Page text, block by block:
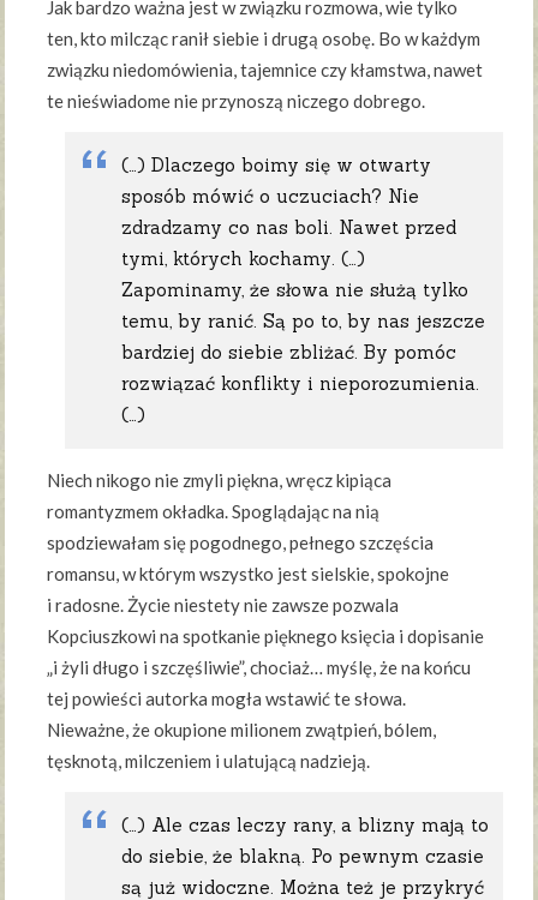
Jak bardzo ważna jest w związku rozmowa, wie tylko
ten, kto milcząc ranił siebie i drugą osobę. Bo w każdym
związku niedomówienia, tajemnice czy kłamstwa, nawet
te nieświadome nie przynoszą niczego dobrego.
(…) Dlaczego boimy się w otwarty
sposób mówić o uczuciach? Nie
zdradzamy co nas boli. Nawet przed
tymi, których kochamy. (…)
Zapominamy, że słowa nie służą tylko
temu, by ranić. Są po to, by nas jeszcze
bardziej do siebie zbliżać. By pomóc
rozwiązać konflikty i nieporozumienia.
(…)
Niech nikogo nie zmyli piękna, wręcz kipiąca
romantyzmem okładka. Spoglądając na nią
spodziewałam się pogodnego, pełnego szczęścia
romansu, w którym wszystko jest sielskie, spokojne
i radosne. Życie niestety nie zawsze pozwala
Kopciuszkowi na spotkanie pięknego księcia i dopisanie
„i żyli długo i szczęśliwie”, chociaż… myślę, że na końcu
tej powieści autorka mogła wstawić te słowa.
Nieważne, że okupione milionem zwątpień, bólem,
tęsknotą, milczeniem i ulatującą nadzieją.
(…) Ale czas leczy rany, a blizny mają to
do siebie, że blakną. Po pewnym czasie
są już widoczne. Można też je przykryć